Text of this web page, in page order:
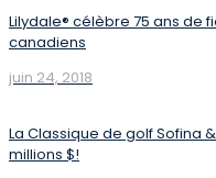
Lilydale® célèbre 75 ans de
canadiens
juin 24, 2018
La Classique de golf Sofina
millions $!